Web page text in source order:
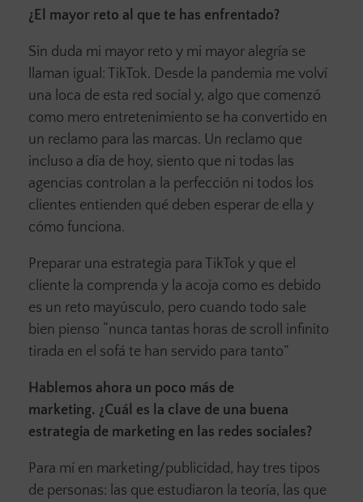
¿El mayor reto al que te has enfrentado?
Sin duda mi mayor reto y mi mayor alegría se
llaman igual: TikTok. Desde la pandemia me volví
una loca de esta red social y, algo que comenzó
como mero entretenimiento se ha convertido en
un reclamo para las marcas. Un reclamo que
incluso a día de hoy, siento que ni todas las
agencias controlan a la perfección ni todos los
clientes entienden qué deben esperar de ella y
cómo funciona.
Preparar una estrategia para TikTok y que el
cliente la comprenda y la acoja como es debido
es un reto mayúsculo, pero cuando todo sale
bien pienso “nunca tantas horas de scroll infinito
tirada en el sofá te han servido para tanto”
Hablemos ahora un poco más de
marketing. ¿Cuál es la clave de una buena
estrategia de marketing en las redes sociales?
Para mí en marketing/publicidad, hay tres tipos
de personas: las que estudiaron la teoría, las que